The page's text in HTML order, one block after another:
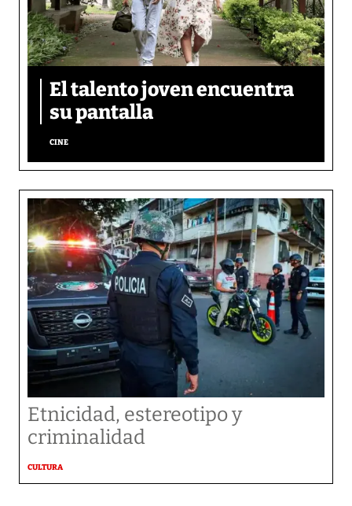
El talento joven encuentra
su pantalla​
CINE
Etnicidad, estereotipo y
criminalidad
CULTURA